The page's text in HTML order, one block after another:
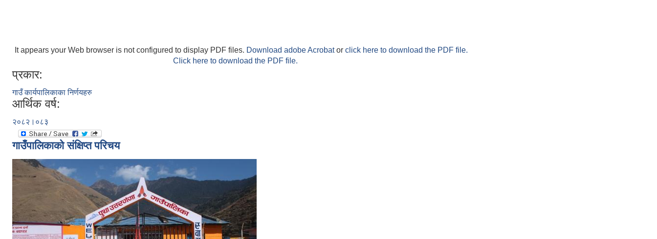
It appears your Web browser is not configured to display PDF files. Download adobe Acrobator click here to download the PDF file.
Click here to download the PDF file.
प्रकार:
गाउँ कार्यपालिकाका निर्णयहरु
आर्थिक वर्ष:
२०८२।०८३
गाउँपालिकाको संक्षिप्त परिचय